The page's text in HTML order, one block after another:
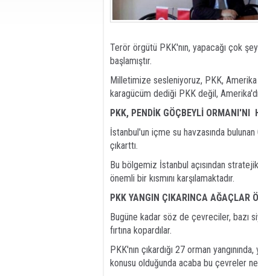
Terör örgütü PKK'nın, yapacağı çok
başlamıştır.
Milletimize sesleniyoruz, PKK, Amerika
karagücüm dediği PKK değil,
PKK, PENDİK GÖÇBEYLİ ORMANI'NI
İstanbul'un içme su havzasında
çıkarttı.
Bu bölgemiz İstanbul açısından
önemli bir kısmını karşılamaktadır.
PKK YANGIN ÇIKARINCA AĞAÇLAR
Bugüne kadar söz de çevreciler, bazı
fırtına kopardılar.
PKK'nın çıkardığı 27 orman
konusu olduğunda acaba bu çevreler